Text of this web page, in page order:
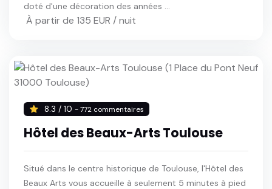
doté d'une décoration des années ...
À partir de 135 EUR / nuit
8.3 / 10 - 772 commentaires
Hôtel des Beaux-Arts Toulouse
Situé dans le centre historique de Toulouse, l'Hôtel des
Beaux Arts vous accueille à seulement 5 minutes à pied